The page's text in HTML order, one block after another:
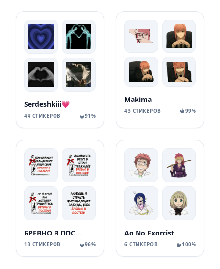
Serdeshkiii💗
44 СТИКЕРОВ 91%
Makima
43 СТИКЕРОВ 99%
БРЕВНО В ПОСТЕЛИ
13 СТИКЕРОВ 96%
Ao No Exorcist
6 СТИКЕРОВ 100%